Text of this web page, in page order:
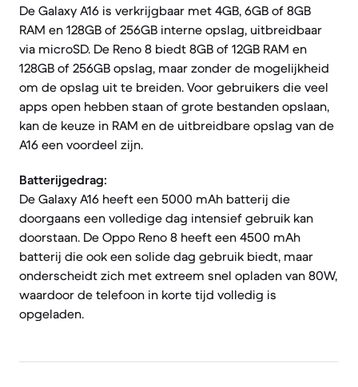
De Galaxy A16 is verkrijgbaar met 4GB, 6GB of 8GB
RAM en 128GB of 256GB interne opslag, uitbreidbaar
via microSD. De Reno 8 biedt 8GB of 12GB RAM en
128GB of 256GB opslag, maar zonder de mogelijkheid
om de opslag uit te breiden. Voor gebruikers die veel
apps open hebben staan of grote bestanden opslaan,
kan de keuze in RAM en de uitbreidbare opslag van de
A16 een voordeel zijn.
Batterijgedrag:
De Galaxy A16 heeft een 5000 mAh batterij die
doorgaans een volledige dag intensief gebruik kan
doorstaan. De Oppo Reno 8 heeft een 4500 mAh
batterij die ook een solide dag gebruik biedt, maar
onderscheidt zich met extreem snel opladen van 80W,
waardoor de telefoon in korte tijd volledig is
opgeladen.